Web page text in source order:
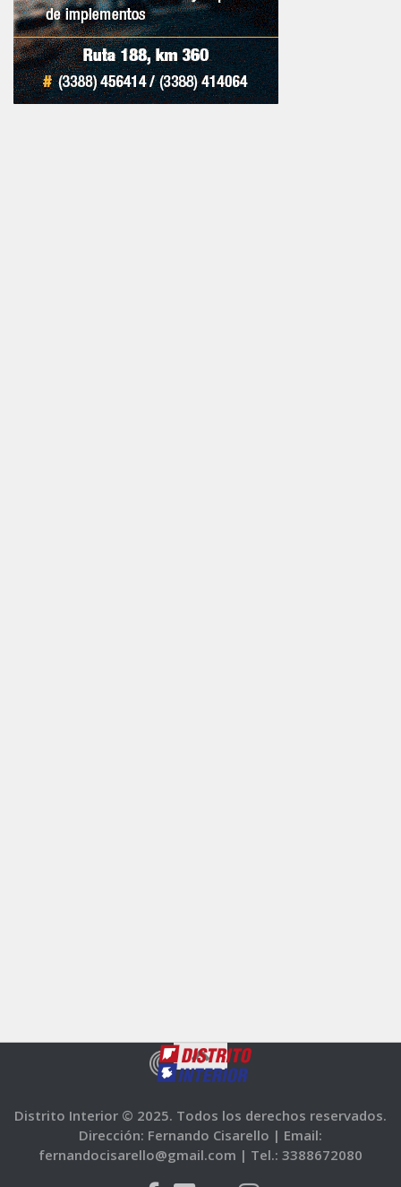
Distrito Interior © 2025. Todos los derechos reservados.
Dirección: Fernando Cisarello | Email:
fernandocisarello@gmail.com | Tel.: 3388672080